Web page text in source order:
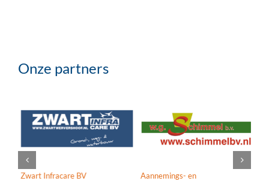
Onze partners
Zwart Infracare BV
Asbestkeuring
Bodemsaneringskeuring
Aannemings- en
Periodiek Medisch
Onderzoek (PMO)